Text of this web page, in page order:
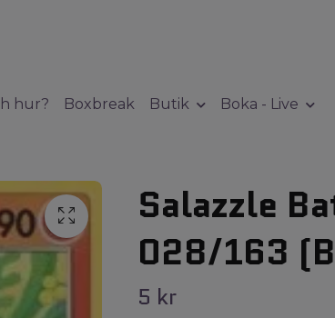
hur? Boxbreak Butik Boka - Live
Salazzle
028/163
5 kr